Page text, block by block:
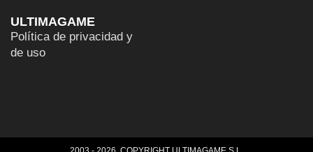
ULTIMAGAME
Política de privacidad y
de uso